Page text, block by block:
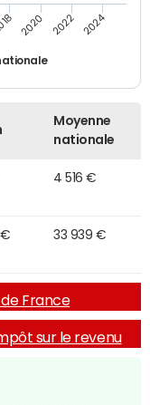
2020 2022 2024
Moyenne
nationale
4 516 €
€ 33 939 €
de France
sur le revenu